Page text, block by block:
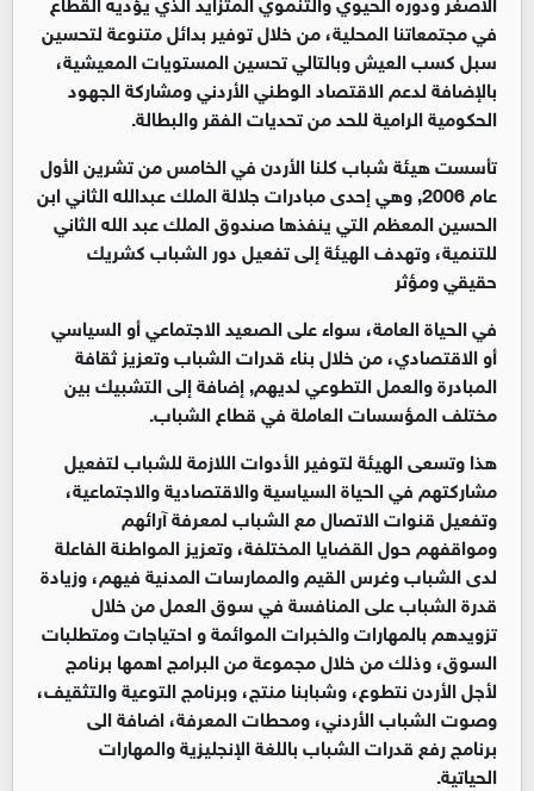
في مجتمعاتنا المحلية، من خلال توفير بدائل متنوعة لتحسين
سبل كسب العيش وبالتالي تحسين المستويات المعيشية،
بالإضافة لدعم الاقتصاد الوطني الأردني ومشاركة الجهود
الحكومية الرامية للحد من تحديات الفقر والبطالة.
تأسست هيئة شباب كلنا الأردن في الخامس من تشرين الأول
عام 2006, وهي إحدى مبادرات جلالة الملك عبدالله الثاني ابن
الحسين المعظم التي ينفذها صندوق الملك عبد الله الثاني
للتنمية، وتهدف الهيئة إلى تفعيل دور الشباب كشريك
حقيقي ومؤثر
في الحياة العامة، سواء على الصعيد الاجتماعي أو السياسي
أو الاقتصادي، من خلال بناء قدرات الشباب وتعزيز ثقافة
المبادرة والعمل التطوعي لديهم, إضافة إلى التشبيك بين
مختلف المؤسسات العاملة في قطاع الشباب.
هذا وتسعى الهيئة لتوفير الأدوات اللازمة للشباب لتفعيل
مشاركتهم في الحياة السياسية والاقتصادية والاجتماعية،
وتفعيل قنوات الاتصال مع الشباب لمعرفة آرائهم
ومواقفهم حول القضايا المختلفة، وتعزيز المواطنة الفاعلة
لدى الشباب وغرس القيم والممارسات المدنية فيهم، وزيادة
قدرة الشباب على المنافسة في سوق العمل من خلال
تزويدهم بالمهارات والخبرات الموائمة و احتياجات ومتطلبات
السوق، وذلك من خلال مجموعة من البرامج اهمها برنامج
لأجل الأردن نتطوع، وشبابنا منتج، وبرنامج التوعية والتثقيف،
وصوت الشباب الأردني، ومحطات المعرفة، اضافة الى
برنامج رفع قدرات الشباب باللغة الإنجليزية والمهارات
الحياتية.